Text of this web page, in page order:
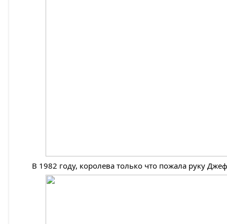
В 1982 году, королева только что пожала руку